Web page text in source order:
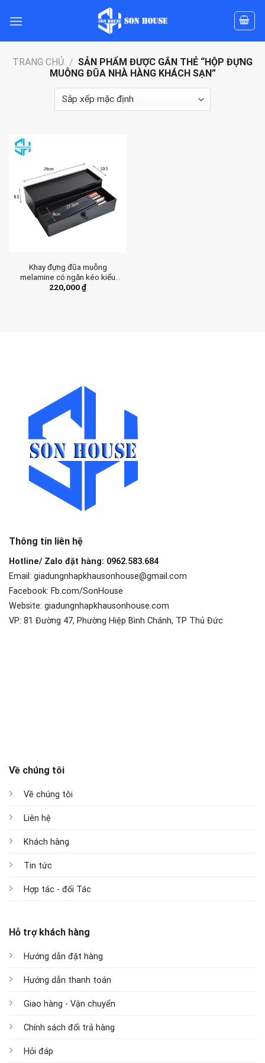
TRANG CHỦ / SẢN PHẨM ĐƯỢC GẮN THẺ “HỘP ĐỰNG
MUỖNG ĐŨA NHÀ HÀNG KHÁCH SẠN”
Khay đựng đũa muỗng
melamine có ngăn kéo kiểu
Nhật
220,000₫
Thông tin liên hệ
Hotline/ Zalo đặt hàng: 0962.583.684
Email: giadungnhapkhausonhouse@gmail.com
Facebook: Fb.com/SonHouse
Website: giadungnhapkhausonhouse.com
VP: 81 Đường 47, Phường Hiệp Bình Chánh, TP Thủ Đức
Về chúng tôi
Về chúng tôi
Liên hệ
Khách hàng
Tin tức
Hợp tác - đối Tác
Hỗ trợ khách hàng
Hướng dẫn đặt hàng
Hướng dẫn thanh toán
Giao hàng - Vận chuyển
Chính sách đổi trả hàng
Hỏi đáp